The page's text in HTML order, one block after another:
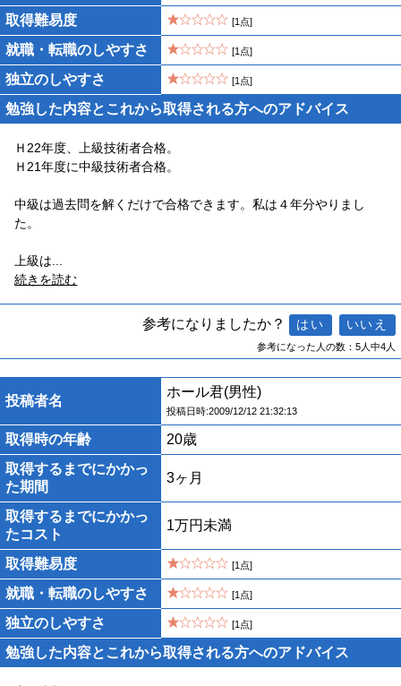
取得難易度 [1点]
就職・転職のしやすさ [1点]
独立のしやすさ [1点]
勉強した内容とこれから取得される方へのアドバイス
Ｈ22年度、上級技術者合格。
Ｈ21年度に中級技術者合格。
中級は過去問を解くだけで合格できます。私は４年分やりまし
た。
上級は
続きを読む
参考になりましたか？
参考になった人の数：5人中4人
投稿者名
ホール君(男性)
投稿日時:2009/12/12 21:32:13
取得時の年齢
20歳
取得するまでにかかっ
た期間
3ヶ月
取得するまでにかかっ
たコスト
1万円未満
取得難易度 [1点]
就職・転職のしやすさ [1点]
独立のしやすさ [1点]
勉強した内容とこれから取得される方へのアドバイス